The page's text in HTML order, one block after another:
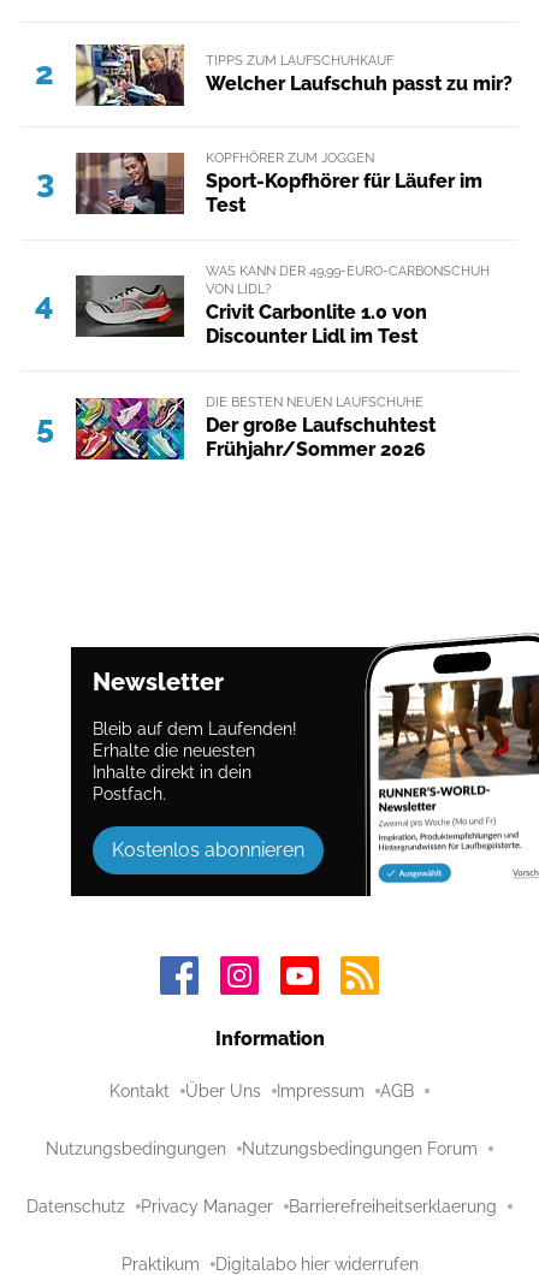
2 TIPPS ZUM LAUFSCHUHKAUF
Welcher Laufschuh passt zu mir?
3
KOPFHÖRER ZUM JOGGEN
Sport-Kopfhörer für Läufer im
Test
4
WAS KANN DER 49,99-EURO-CARBONSCHUH
VON LIDL?
Crivit Carbonlite 1.0 von
Discounter Lidl im Test
5
DIE BESTEN NEUEN LAUFSCHUHE
Der große Laufschuhtest
Frühjahr/Sommer 2026
Newsletter
Bleib auf dem Laufenden!
Erhalte die neuesten
Inhalte direkt in dein
Postfach.
Kostenlos abonnieren
Information
Kontakt Über Uns Impressum AGB
Nutzungsbedingungen Nutzungsbedingungen Forum
Datenschutz Privacy Manager Barrierefreiheitserklaerung
Praktikum Digitalabo hier widerrufen